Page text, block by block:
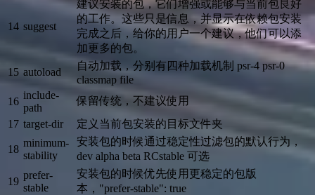
14 suggest
建议安装的包，它们增强或能够与当前包良好
的工作。这些只是信息，并显示在依赖包安装
完成之后，给你的用户一个建议，他们可以添
加更多的包。
15 autoload
自动加载，分别有四种加载机制 psr-4 psr-0
classmap file
16
include-
path
保留传统，不建议使用
17 target-dir 定义当前包安装的目标文件夹
18
minimum-
stability
安装包的时候通过稳定性过滤包的默认行为，
dev alpha beta RCstable 可选
19
prefer-
stable
安装包的时候优先使用更稳定的包版
本，"prefer-stable": true